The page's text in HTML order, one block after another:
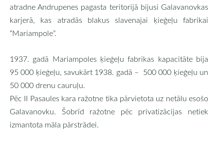
atradne Andrupenes pagasta teritorijā bijusi Galavanovkas
karjerā, kas atradās blakus slavenajai ķieģeļu fabrikai
“Mariampole”.
1937. gadā Mariampoles ķieģeļu fabrikas kapacitāte bija
95 000 ķieģeļu, savukārt 1938. gadā – 500 000 ķieģeļu un
50 000 drenu cauruļu.
Pēc II Pasaules kara ražotne tika pārvietota uz netālu esošo
Galavanovku. Šobrīd ražotne pēc privatizācijas netiek
izmantota māla pārstrādei.